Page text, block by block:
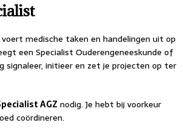
medische taken en handelingen uit op
een Specialist Ouderengeneeskunde of
signaleer, initieer en zet je projecten op ter
AGZ nodig. Je hebt bij voorkeur
coördineren.